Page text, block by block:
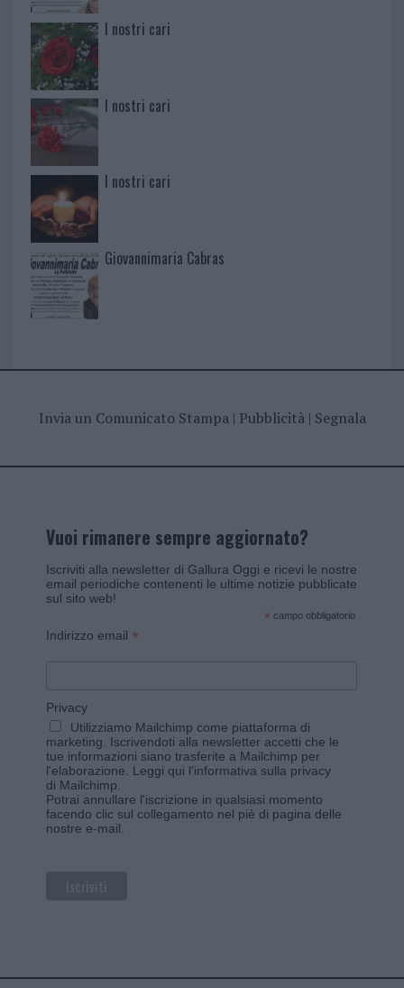
I nostri cari
I nostri cari
I nostri cari
Giovannimaria Cabras
Invia un Comunicato Stampa| Pubblicità| Segnala
Vuoi rimanere sempre aggiornato?
Iscriviti alla newsletter di Gallura Oggi e ricevi le nostre
email periodiche contenenti le ultime notizie pubblicate
sul sito web!
* campo obbligatorio
Indirizzo email *
Privacy
Utilizziamo Mailchimp come piattaforma di
marketing. Iscrivendoti alla newsletter accetti che le
tue informazioni siano trasferite a Mailchimp per
l'elaborazione. Leggi qui l'informativa sulla privacy
di Mailchimp
Potrai annullare l'iscrizione in qualsiasi momento
facendo clic sul collegamento nel piè di pagina delle
nostre e-mail.